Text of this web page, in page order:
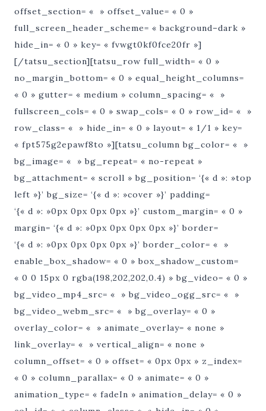
offset_section= « » offset_value= « 0 »
full_screen_header_scheme= « background–dark »
hide_in= « 0 » key= « fvwgt0kf0fce20fr »]
[/tatsu_section][tatsu_row full_width= « 0 »
no_margin_bottom= « 0 » equal_height_columns=
« 0 » gutter= « medium » column_spacing= « »
fullscreen_cols= « 0 » swap_cols= « 0 » row_id= « »
row_class= « » hide_in= « 0 » layout= « 1/1 » key=
« fpt575g2epawf8to »][tatsu_column bg_color= « »
bg_image= « » bg_repeat= « no-repeat »
bg_attachment= « scroll » bg_position= ‘{« d »: »top
left »}’ bg_size= ‘{« d »: »cover »}’ padding=
‘{« d »: »0px 0px 0px 0px »}’ custom_margin= « 0 »
margin= ‘{« d »: »0px 0px 0px 0px »}’ border=
‘{« d »: »0px 0px 0px 0px »}’ border_color= « »
enable_box_shadow= « 0 » box_shadow_custom=
« 0 0 15px 0 rgba(198,202,202,0.4) » bg_video= « 0 »
bg_video_mp4_src= « » bg_video_ogg_src= « »
bg_video_webm_src= « » bg_overlay= « 0 »
overlay_color= « » animate_overlay= « none »
link_overlay= « » vertical_align= « none »
column_offset= « 0 » offset= « 0px 0px » z_index=
« 0 » column_parallax= « 0 » animate= « 0 »
animation_type= « fadeIn » animation_delay= « 0 »